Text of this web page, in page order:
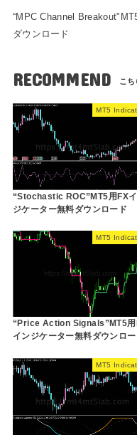
“MPC Channel
ダウンロード
RECOMMEND
MT5
“Stochastic ROC”MT5用FX
ジケーター無料ダウンロード
MT5
“Price Action Signals”MT5用
インジケーター無料ダウンロー
MT5